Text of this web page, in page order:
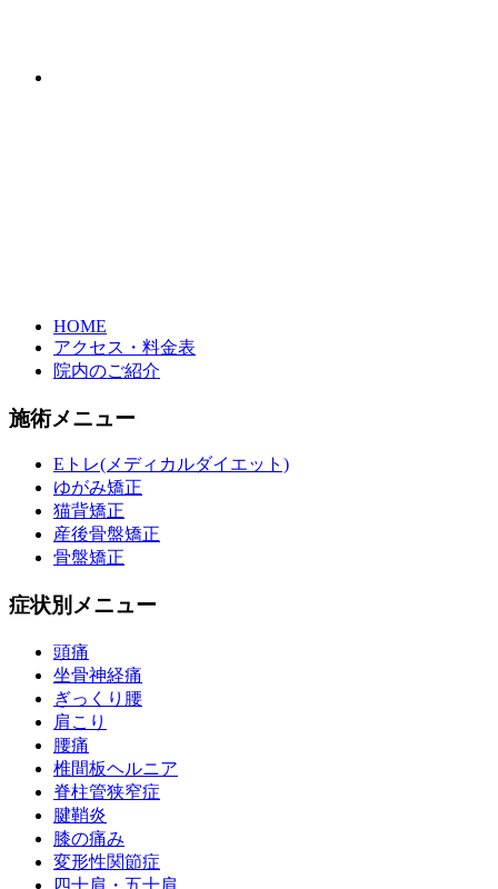
HOME
アクセス・料金表
院内のご紹介
施術メニュー
Eトレ(メディカルダイエット)
ゆがみ矯正
猫背矯正
産後骨盤矯正
骨盤矯正
症状別メニュー
頭痛
坐骨神経痛
ぎっくり腰
肩こり
腰痛
椎間板ヘルニア
脊柱管狭窄症
腱鞘炎
膝の痛み
変形性関節症
四十肩・五十肩